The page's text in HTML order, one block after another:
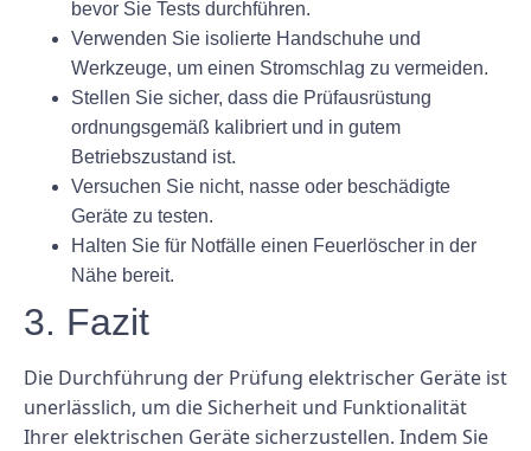
bevor Sie Tests durchführen.
Verwenden Sie isolierte Handschuhe und
Werkzeuge, um einen Stromschlag zu vermeiden.
Stellen Sie sicher, dass die Prüfausrüstung
ordnungsgemäß kalibriert und in gutem
Betriebszustand ist.
Versuchen Sie nicht, nasse oder beschädigte
Geräte zu testen.
Halten Sie für Notfälle einen Feuerlöscher in der
Nähe bereit.
3. Fazit
Die Durchführung der Prüfung elektrischer Geräte ist
unerlässlich, um die Sicherheit und Funktionalität
Ihrer elektrischen Geräte sicherzustellen. Indem Sie